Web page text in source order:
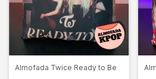
Almofada Twice Ready to Be